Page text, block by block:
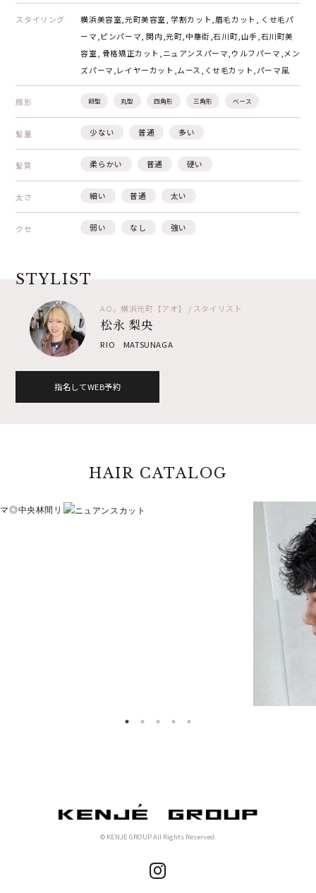
スタイリング
横浜美容室,元町美容室, 学割カット,眉毛カット, くせ毛パ
ーマ,ピンパーマ, 関内,元町,中華街,石川町,山手,石川町美
容室, 骨格矯正カット,ニュアンスパーマ,ウルフパーマ,メン
ズパーマ,レイヤーカット,ムース,くせ毛カット,パーマ風
顔形 卵型 丸型 四角形 三角形 ベース
髪量 少ない 普通 多い
髪質 柔らかい 普通 硬い
太さ 細い 普通 太い
クセ 弱い なし 強い
STYLIST
AO。横浜元町【アオ】 / スタイリスト
松永 梨央
RIO MATSUNAGA
指名してWEB予約
HAIR CATALOG
© KENJE GROUP All Rights Reserved.